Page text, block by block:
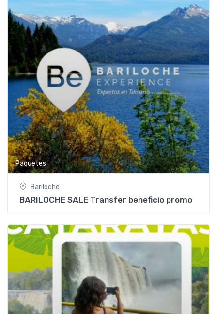
Paquetes
Bariloche
BARILOCHE SALE Transfer beneficio promo